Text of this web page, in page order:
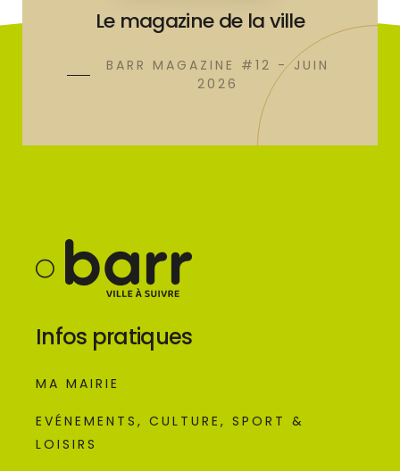
Le magazine de la ville
BARR MAGAZINE #12 - JUIN
2026
Infos pratiques
MA MAIRIE
EVÉNEMENTS, CULTURE, SPORT &
LOISIRS